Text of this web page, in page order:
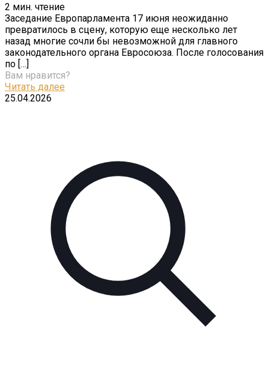
2 мин. чтение
Заседание Европарламента 17 июня неожиданно
превратилось в сцену, которую еще несколько лет
назад многие сочли бы невозможной для главного
законодательного органа Евросоюза. После голосования
по […]
Вам нравится?
Читать далее
25.04.2026